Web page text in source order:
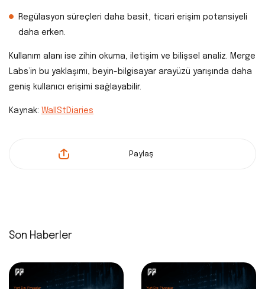
Regülasyon süreçleri daha basit, ticari erişim potansiyeli
daha erken.
Kullanım alanı ise zihin okuma, iletişim ve bilişsel analiz. Merge
Labs’in bu yaklaşımı, beyin-bilgisayar arayüzü yarışında daha
geniş kullanıcı erişimi sağlayabilir.
Kaynak: WallStDiaries
Paylaş
Son Haberler